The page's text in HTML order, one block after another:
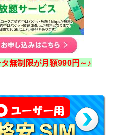
タ無制限が月額990円～♪